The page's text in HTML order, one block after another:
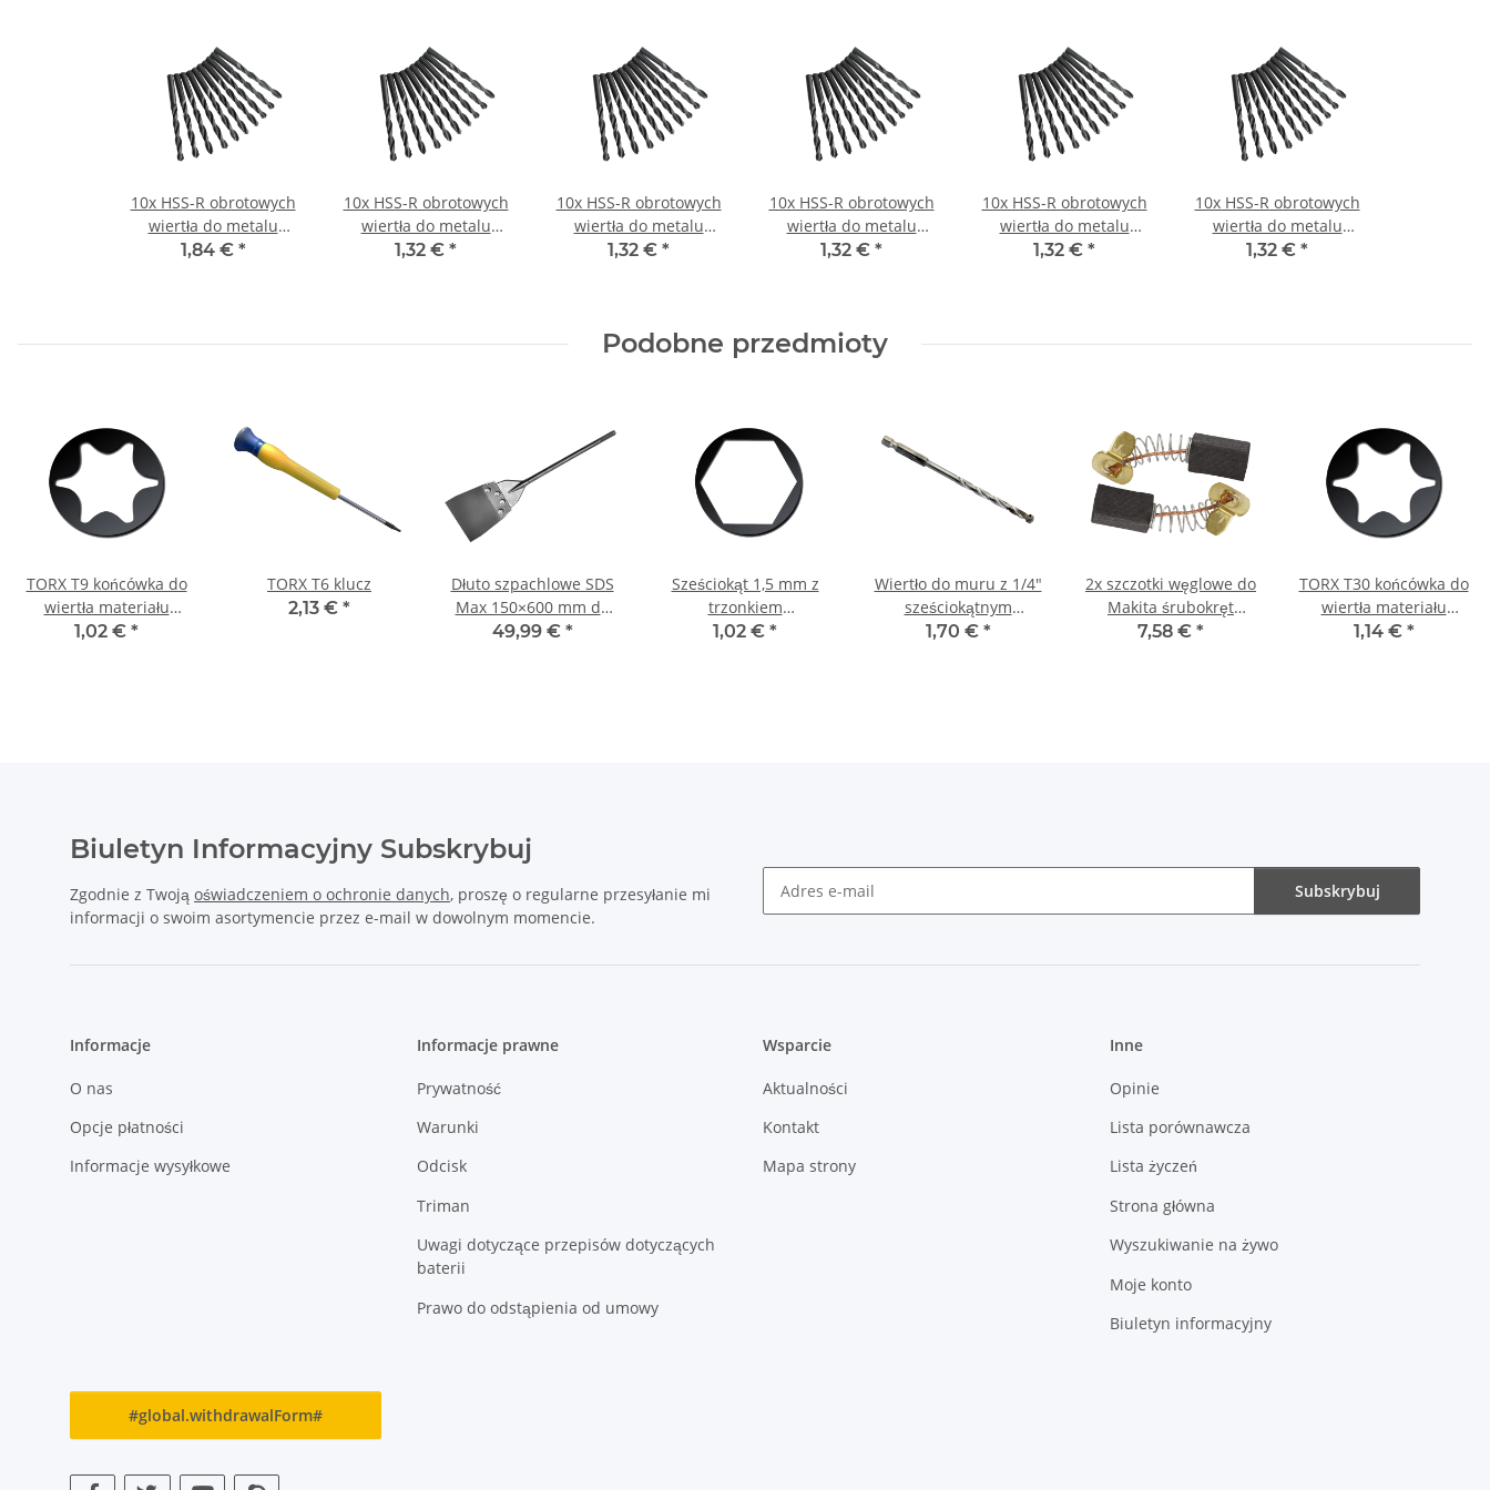
10x HSS-R obrotowych
wiertła do metalu
DIN338N Ø 3,2 mm
1,84 € *
10x HSS-R obrotowych
wiertła do metalu
DIN338N Ø 0,6 mm
1,32 € *
10x HSS-R obrotowych
wiertła do metalu
DIN338N Ø 0,7 mm
1,32 € *
10x HSS-R obrotowych
wiertła do metalu
DIN338N Ø 1 mm
1,32 € *
10x HSS-R obrotowych
wiertła do metalu
DIN338N Ø 1,1 mm
1,32 € *
10x HSS-R obrotowych
wiertła do metalu
DIN338N Ø 1,2 mm
1,32 € *
Podobne przedmioty
TORX T9 końcówka do
wiertła materiału
długości 25 mm
1,02 € *
TORX T6 klucz
2,13 € *
Dłuto szpachlowe SDS
Max 150×600 mm do
Bosch/Makita/Hilti/Hitachi/Hikoki
49,99 € *
Sześciokąt 1,5 mm z
trzonkiem
sześciokątnym o
1,02 € *
Wiertło do muru z 1/4"
sześciokątnym
trzonkiem Ø 4 mm
1,70 € *
2x szczotki węglowe do
Makita śrubokręt
magazynowy 6832 5 x 8
7,58 € *
TORX T30 końcówka do
wiertła materiału
długości 25 mm
1,14 € *
Biuletyn Informacyjny Subskrybuj
Zgodnie z Twoją oświadczeniem o ochronie danych, proszę o regularne przesyłanie mi
informacji o swoim asortymencie przez e-mail w dowolnym momencie.
Subskrybuj
Informacje
O nas
Opcje płatności
Informacje wysyłkowe
Informacje prawne
Prywatność
Warunki
Odcisk
Triman
Uwagi dotyczące przepisów dotyczących
baterii
Prawo do odstąpienia od umowy
Wsparcie
Aktualności
Kontakt
Mapa strony
Inne
Opinie
Lista porównawcza
Lista życzeń
Strona główna
Wyszukiwanie na żywo
Moje konto
Biuletyn informacyjny
#global.withdrawalForm#